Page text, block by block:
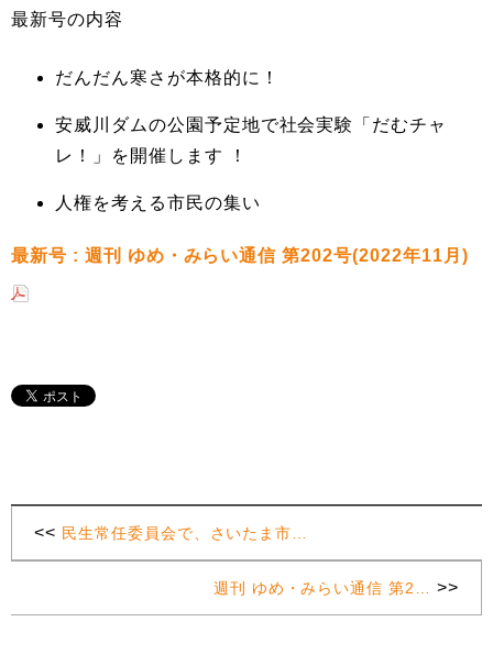
最新号の内容
だんだん寒さが本格的に！
安威川ダムの公園予定地で社会実験「だむチャ
レ！」を開催します ！
人権を考える市民の集い
最新号 : 週刊 ゆめ・みらい通信 第202号(2022年11月)
<< 民生常任委員会で、さいたま市…
週刊 ゆめ・みらい通信 第2… >>